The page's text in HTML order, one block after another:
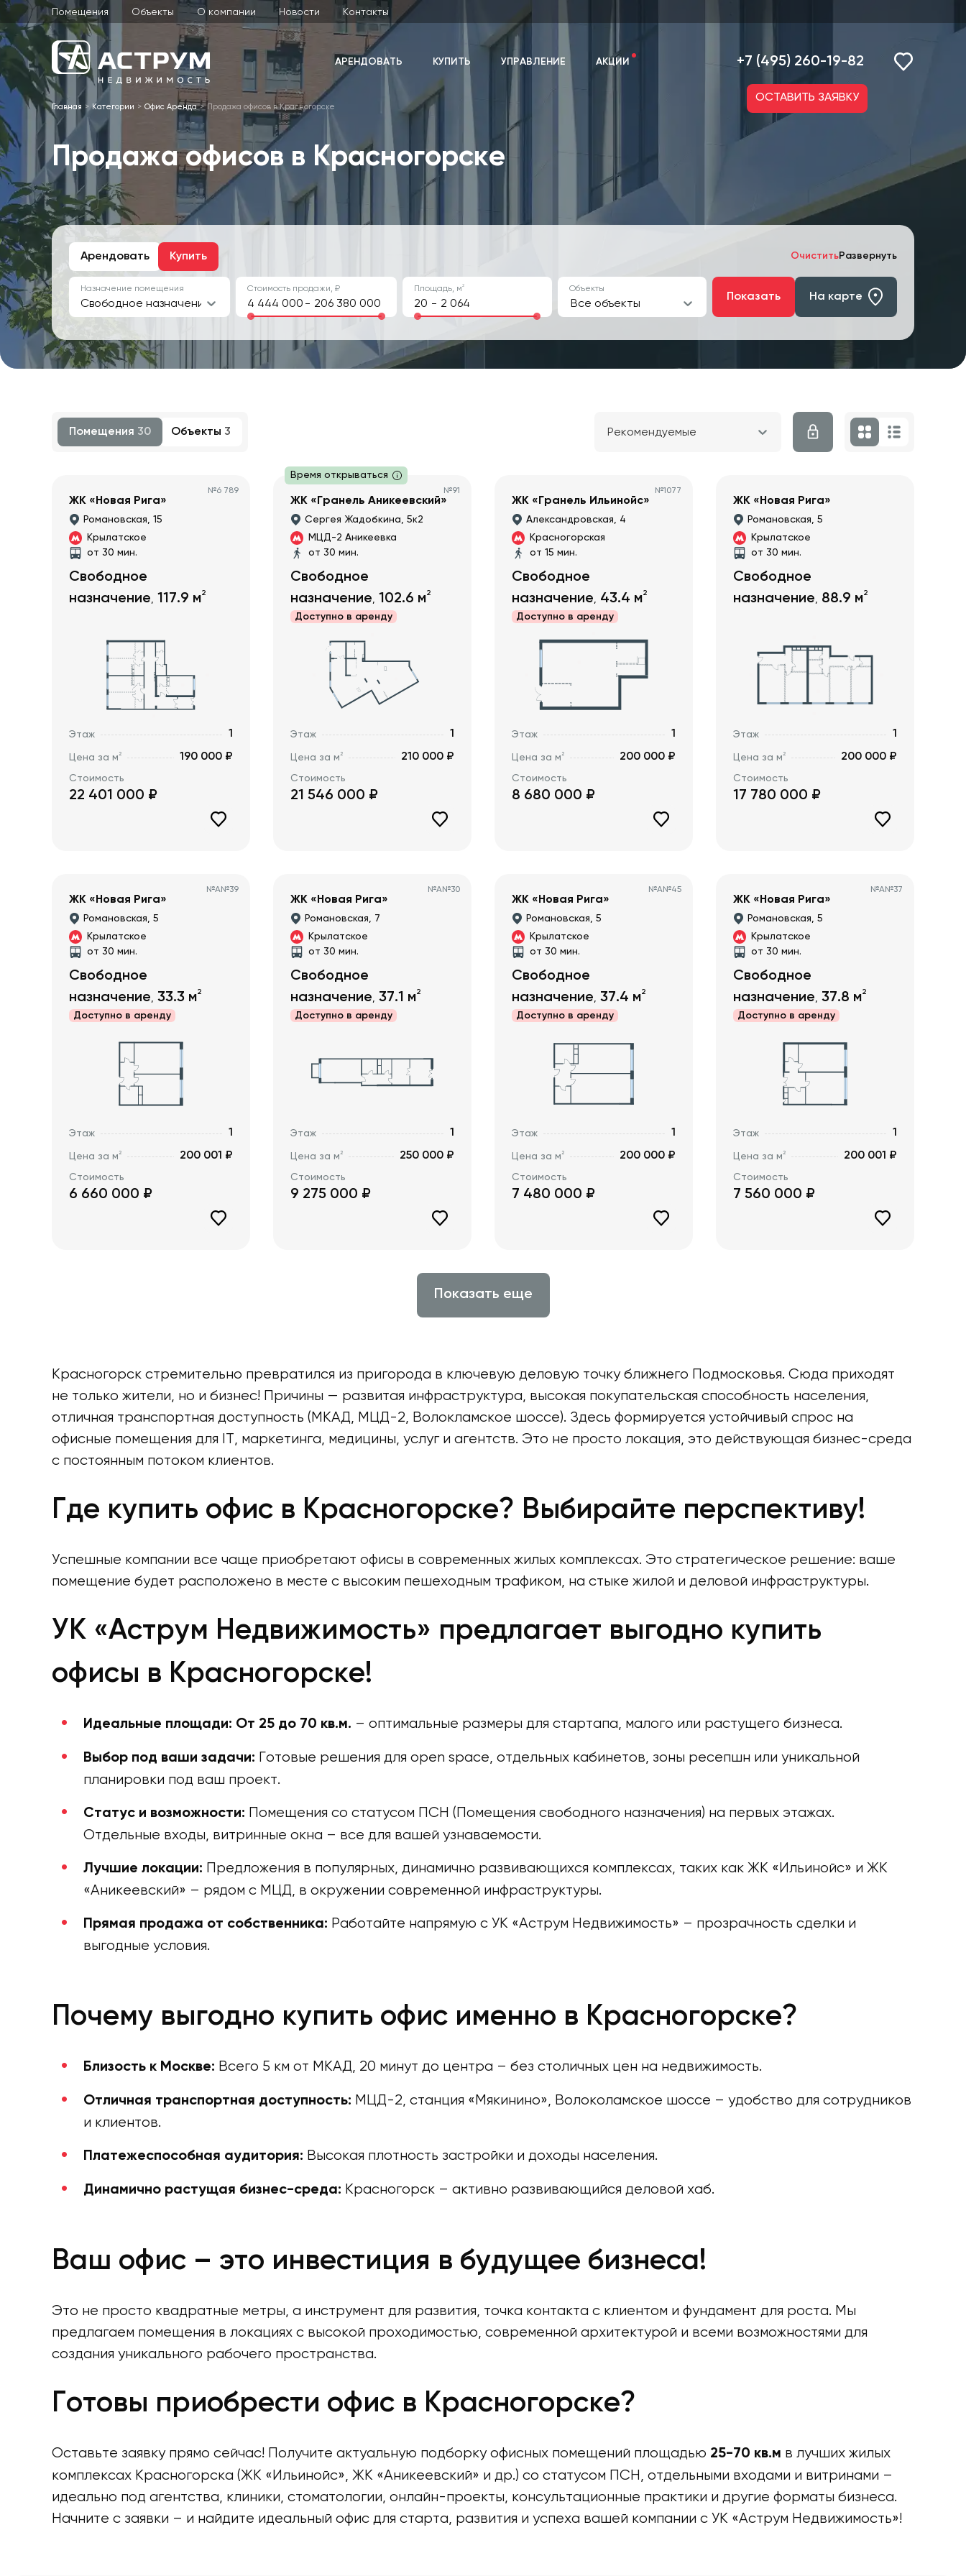
Помещения Объекты О компании Новости Контакты
АРЕНДОВАТЬ КУПИТЬ УПРАВЛЕНИЕ АКЦИИ +7 (495) 260-19-82
Главная Категории Офис Аренда Продажа офисов в Красногорске
ОСТАВИТЬ ЗАЯВКУ
Продажа офисов в Красногорске
Арендовать Купить ОчиститьРазвернуть
Назначение помещения
Свободное назначение, Офис
Стоимость продажи, ₽
-
Площадь, м2
-
Объекты
Все объекты Показать На карте
Помещения 30 Объекты 3 Рекомендуемые
№6 789
ЖК «Новая Рига»
Романовская, 15
Крылатское
от 30 мин.
Свободное
назначение, 117.9 м2
Этаж 1
Цена за м2 190 000 ₽
Стоимость
22 401 000 ₽
Время открываться
№91
ЖК «Гранель Аникеевский»
Сергея Жадобкина, 5к2
МЦД-2 Аникеевка
от 30 мин.
Свободное
назначение, 102.6 м2
Доступно в аренду
Этаж 1
Цена за м2 210 000 ₽
Стоимость
21 546 000 ₽
№1077
ЖК «Гранель Ильинойс»
Александровская, 4
Красногорская
от 15 мин.
Свободное
назначение, 43.4 м2
Доступно в аренду
Этаж 1
Цена за м2 200 000 ₽
Стоимость
8 680 000 ₽
ЖК «Новая Рига»
Романовская, 5
Крылатское
от 30 мин.
Свободное
назначение, 88.9 м2
Этаж 1
Цена за м2 200 000 ₽
Стоимость
17 780 000 ₽
№А№39
ЖК «Новая Рига»
Романовская, 5
Крылатское
от 30 мин.
Свободное
назначение, 33.3 м2
Доступно в аренду
Этаж 1
Цена за м2 200 001 ₽
Стоимость
6 660 000 ₽
№А№30
ЖК «Новая Рига»
Романовская, 7
Крылатское
от 30 мин.
Свободное
назначение, 37.1 м2
Доступно в аренду
Этаж 1
Цена за м2 250 000 ₽
Стоимость
9 275 000 ₽
№А№45
ЖК «Новая Рига»
Романовская, 5
Крылатское
от 30 мин.
Свободное
назначение, 37.4 м2
Доступно в аренду
Этаж 1
Цена за м2 200 000 ₽
Стоимость
7 480 000 ₽
№А№37
ЖК «Новая Рига»
Романовская, 5
Крылатское
от 30 мин.
Свободное
назначение, 37.8 м2
Доступно в аренду
Этаж 1
Цена за м2 200 001 ₽
Стоимость
7 560 000 ₽
Показать еще
Красногорск стремительно превратился из пригорода в ключевую деловую точку ближнего Подмосковья. Сюда приходят
не только жители, но и бизнес! Причины — развитая инфраструктура, высокая покупательская способность населения,
отличная транспортная доступность (МКАД, МЦД-2, Волокламское шоссе). Здесь формируется устойчивый спрос на
офисные помещения для IT, маркетинга, медицины, услуг и агентств. Это не просто локация, это действующая бизнес-среда
с постоянным потоком клиентов.
Где купить офис в Красногорске? Выбирайте перспективу!
Успешные компании все чаще приобретают офисы в современных жилых комплексах. Это стратегическое решение: ваше
помещение будет расположено в месте с высоким пешеходным трафиком, на стыке жилой и деловой инфраструктуры.
УК «Аструм Недвижимость» предлагает выгодно купить
офисы в Красногорске!
Идеальные площади: От 25 до 70 кв.м. – оптимальные размеры для стартапа, малого или растущего бизнеса.
Выбор под ваши задачи: Готовые решения для open space, отдельных кабинетов, зоны ресепшн или уникальной
планировки под ваш проект.
Статус и возможности: Помещения со статусом ПСН (Помещения свободного назначения) на первых этажах.
Отдельные входы, витринные окна – все для вашей узнаваемости.
Лучшие локации: Предложения в популярных, динамично развивающихся комплексах, таких как ЖК «Ильинойс» и ЖК
«Аникеевский» – рядом с МЦД, в окружении современной инфраструктуры.
Прямая продажа от собственника: Работайте напрямую с УК «Аструм Недвижимость» – прозрачность сделки и
выгодные условия.
Почему выгодно купить офис именно в Красногорске?
Близость к Москве: Всего 5 км от МКАД, 20 минут до центра – без столичных цен на недвижимость.
Отличная транспортная доступность: МЦД-2, станция «Мякинино», Волоколамское шоссе – удобство для сотрудников
и клиентов.
Платежеспособная аудитория: Высокая плотность застройки и доходы населения.
Динамично растущая бизнес-среда: Красногорск – активно развивающийся деловой хаб.
Ваш офис – это инвестиция в будущее бизнеса!
Это не просто квадратные метры, а инструмент для развития, точка контакта с клиентом и фундамент для роста. Мы
предлагаем помещения в локациях с высокой проходимостью, современной архитектурой и всеми возможностями для
создания уникального рабочего пространства.
Готовы приобрести офис в Красногорске?
Оставьте заявку прямо сейчас! Получите актуальную подборку офисных помещений площадью 25-70 кв.м в лучших жилых
комплексах Красногорска (ЖК «Ильинойс», ЖК «Аникеевский» и др.) со статусом ПСН, отдельными входами и витринами –
идеально под агентства, клиники, стоматологии, онлайн-проекты, консультационные практики и другие форматы бизнеса.
Начните с заявки – и найдите идеальный офис для старта, развития и успеха вашей компании с УК «Аструм Недвижимость»!